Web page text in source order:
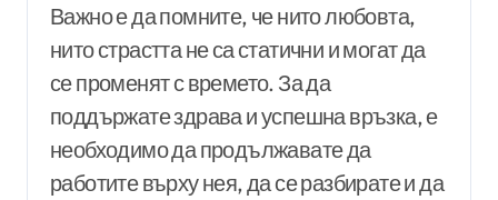
Важно е да помните, че нито любовта,
нито страстта не са статични и могат да
се променят с времето. За да
поддържате здрава и успешна връзка, е
необходимо да продължавате да
работите върху нея, да се разбирате и да